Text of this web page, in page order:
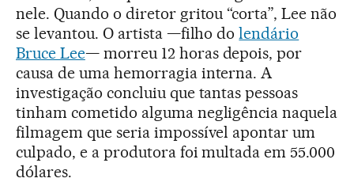
nele. Quando o diretor gritou “corta”, Lee não
se levantou. O artista —filho dolendário
Bruce Lee— morreu 12 horas depois, por
causa de uma hemorragia interna. A
investigação concluiu que tantas pessoas
tinham cometido alguma negligência naquela
filmagem que seria impossível apontar um
culpado, e a produtora foi multada em 55.000
dólares.